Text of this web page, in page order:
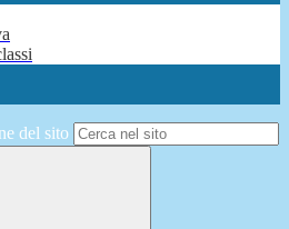
del sito